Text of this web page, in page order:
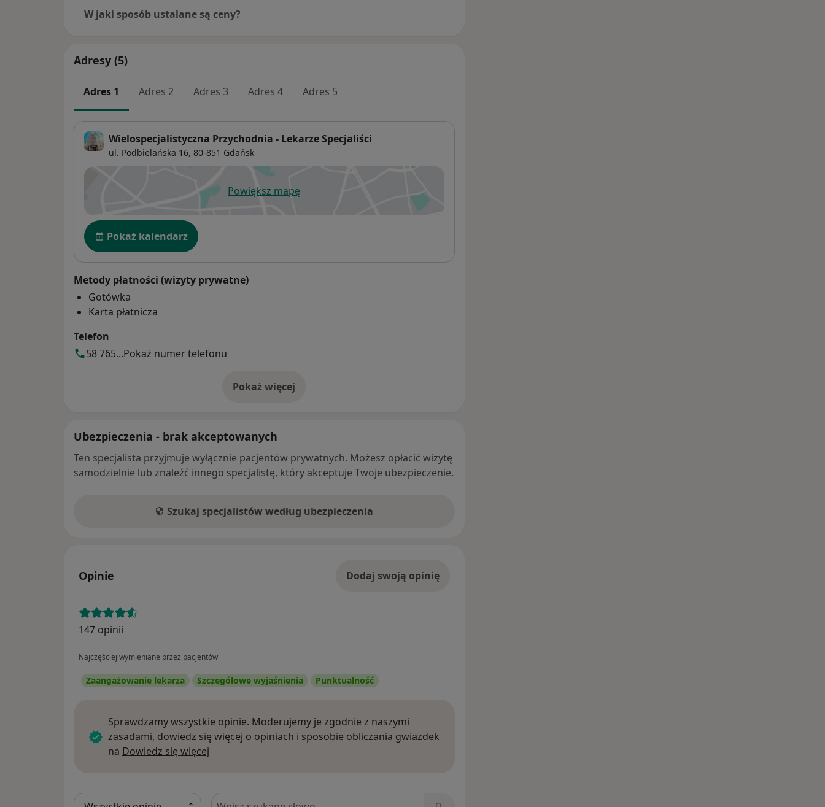
W jaki sposób ustalane są ceny?
Adresy (5)
Adres 1 Adres 2 Adres 3 Adres 4 Adres 5
Wielospecjalistyczna Przychodnia - Lekarze Specjaliści
ul. Podbielańska 16, 80-851 Gdańsk
Powiększ mapęotwiera się w nowej karcie
Dostępność
Pokaż kalendarz
Metody płatności (wizyty prywatne)
Gotówka
Karta płatnicza
Telefon
58 765...Pokaż numer telefonu
Pokaż więcej
o adresie
Ubezpieczenia - brak akceptowanych
Ten specjalista przyjmuje wyłącznie pacjentów prywatnych. Możesz opłacić wizytę
samodzielnie lub znaleźć innego specjalistę, który akceptuje Twoje ubezpieczenie.
Szukaj specjalistów według ubezpieczenia
Opinie Dodaj swoją opinię
147 opinii
Najczęściej wymieniane przez pacjentów
Zaangażowanie lekarza Szczegółowe wyjaśnienia Punktualność
Sprawdzamy wszystkie opinie. Moderujemy je zgodnie z naszymi
zasadami, dowiedz się więcej o opiniach i sposobie obliczania gwiazdek
na Dowiedz się więcej
Szukaj w opiniach